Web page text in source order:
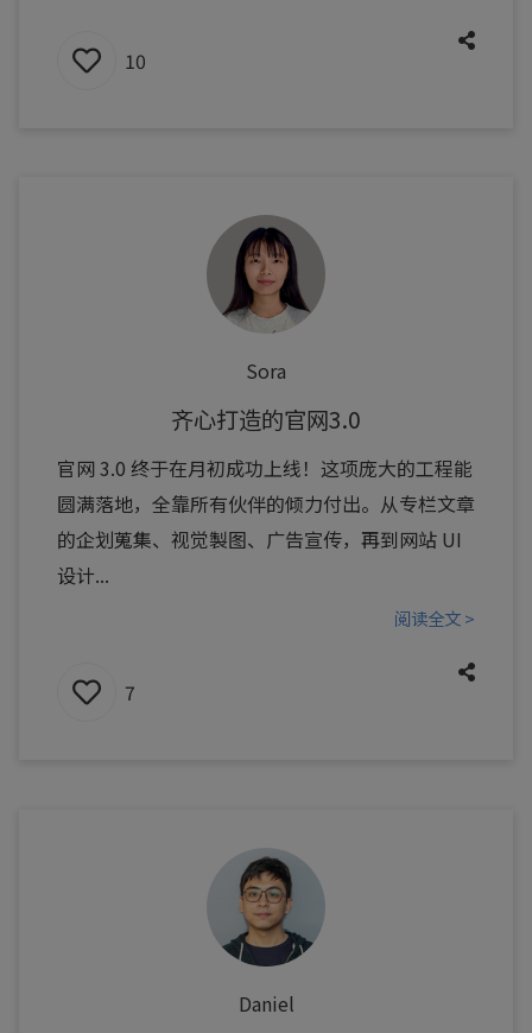
10
Sora
齐心打造的官网3.0
官网 3.0 终于在月初成功上线！这项庞大的工程能
圆满落地，全靠所有伙伴的倾力付出。从专栏文章
的企划蒐集、视觉製图、广告宣传，再到网站 UI
设计...
阅读全文 >
7
Daniel